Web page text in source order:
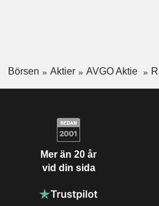
Börsen Aktier AVGO Aktie
Mer än 20 år
vid din sida